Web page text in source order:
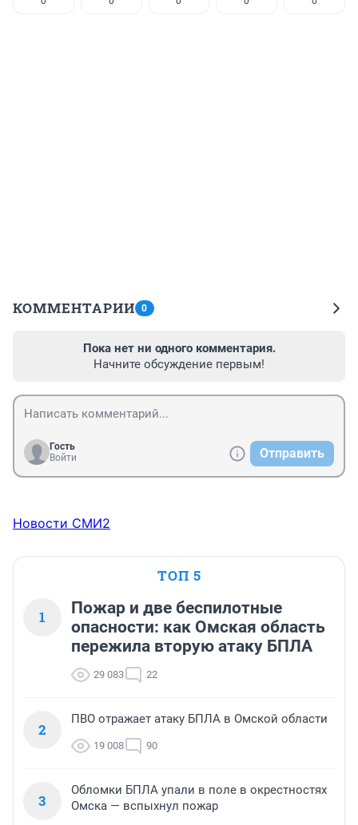
КОММЕНТАРИИ 0
Пока нет ни одного комментария.
Начните обсуждение первым!
Гость
Войти
Отправить
Новости СМИ2
ТОП 5
1
Пожар и две беспилотные
опасности: как Омская область
пережила вторую атаку БПЛА
29 083 22
2
ПВО отражает атаку БПЛА в Омской области
19 008 90
3
Обломки БПЛА упали в поле в окрестностях
Омска — вспыхнул пожар